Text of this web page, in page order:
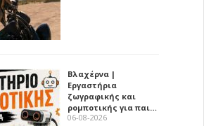
Βλαχέρνα |
Εργαστήρια
ζωγραφικής και
ρομποτικής για παι…
06-08-2026